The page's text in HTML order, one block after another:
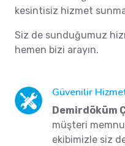
kesintisiz hizmet
Siz de sunduğumuz
hemen bizi arayın.
Güvenilir
Demirdöküm
müşteri
ekibimizle siz